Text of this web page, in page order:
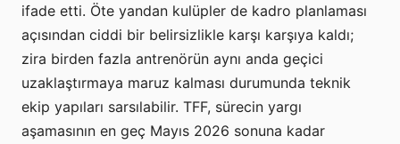
ifade etti. Öte yandan kulüpler de kadro planlaması
açısından ciddi bir belirsizlikle karşı karşıya kaldı;
zira birden fazla antrenörün aynı anda geçici
uzaklaştırmaya maruz kalması durumunda teknik
ekip yapıları sarsılabilir. TFF, sürecin yargı
aşamasının en geç Mayıs 2026 sonuna kadar